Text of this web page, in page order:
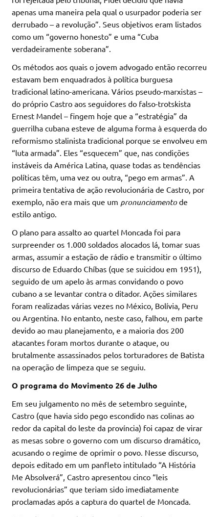
apenas uma maneira pela qual o usurpador poderia ser
derrubado – a revolução”. Seus objetivos eram listados
como um “governo honesto” e uma “Cuba
verdadeiramente soberana”.
Os métodos aos quais o jovem advogado então recorreu
estavam bem enquadrados à política burguesa
tradicional latino-americana. Vários pseudo-marxistas –
do próprio Castro aos seguidores do falso-trotskista
Ernest Mandel – fingem hoje que a “estratégia” da
guerrilha cubana esteve de alguma forma à esquerda do
reformismo stalinista tradicional porque se envolveu em
“luta armada”. Eles “esquecem” que, nas condições
instáveis ​​da América Latina, quase todas as tendências
políticas têm, uma vez ou outra, “pego em armas”. A
primeira tentativa de ação revolucionária de Castro, por
exemplo, não era mais que um pronunciamentode
estilo antigo.
O plano para assalto ao quartel Moncada foi para
surpreender os 1.000 soldados alocados lá, tomar suas
armas, assumir a estação de rádio e transmitir o último
discurso de Eduardo Chíbas (que se suicidou em 1951),
seguido de um apelo às armas convidando o povo
cubano a se levantar contra o ditador. Ações similares
foram realizadas várias vezes no México, Bolívia, Peru
ou Argentina. No entanto, neste caso, falhou, em parte
devido ao mau planejamento, e a maioria dos 200
atacantes foram mortos durante o ataque, ou
brutalmente assassinados pelos torturadores de Batista
na operação de limpeza que se seguiu.
O programa do Movimento 26 de Julho
Em seu julgamento no mês de setembro seguinte,
Castro (que havia sido pego escondido nas colinas ao
redor da capital do leste da província) foi capaz de virar
as mesas sobre o governo com um discurso dramático,
acusando o regime de oprimir o povo. Nesse discurso,
depois editado em um panfleto intitulado “A História
Me Absolverá”, Castro apresentou cinco “leis
revolucionárias” que teriam sido imediatamente
proclamadas após a captura do quartel de Moncada.